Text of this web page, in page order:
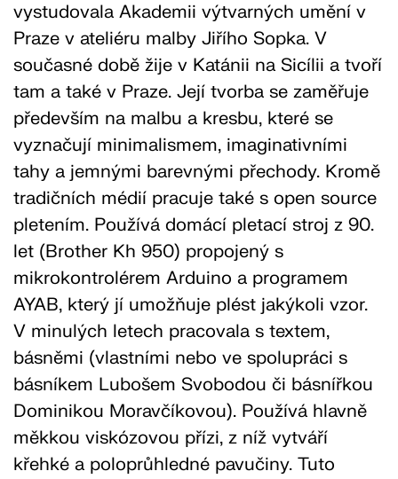
vystudovala Akademii výtvarných umění v
Praze v ateliéru malby Jiřího Sopka. V
současné době žije v Katánii na Sicílii a tvoří
tam a také v Praze. Její tvorba se zaměřuje
především na malbu a kresbu, které se
vyznačují minimalismem, imaginativními
tahy a jemnými barevnými přechody. Kromě
tradičních médií pracuje také s open source
pletením. Používá domácí pletací stroj z 90.
let (Brother Kh 950) propojený s
mikrokontrolérem Arduino a programem
AYAB, který jí umožňuje plést jakýkoli vzor.
V minulých letech pracovala s textem,
básněmi (vlastními nebo ve spolupráci s
básníkem Lubošem Svobodou či básnířkou
Dominikou Moravčíkovou). Používá hlavně
měkkou viskózovou přízi, z níž vytváří
křehké a poloprůhledné pavučiny. Tuto